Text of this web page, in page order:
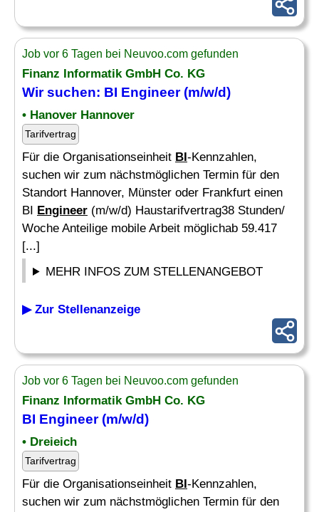
Job vor 6 Tagen bei Neuvoo.com gefunden
Finanz Informatik GmbH Co. KG
Wir suchen: BI Engineer(m/w/d)
• Hanover Hannover
Tarifvertrag
Für die Organisationseinheit BI-Kennzahlen,
suchen wir zum nächstmöglichen Termin für den
Standort Hannover, Münster oder Frankfurt einen
BI Engineer (m/w/d) Haustarifvertrag38 Stunden/
Woche Anteilige mobile Arbeit möglichab 59.417
[...]
MEHR INFOS ZUM STELLENANGEBOT
▶ Zur Stellenanzeige
Job vor 6 Tagen bei Neuvoo.com gefunden
Finanz Informatik GmbH Co. KG
BI Engineer(m/w/d)
• Dreieich
Tarifvertrag
Für die Organisationseinheit BI-Kennzahlen,
suchen wir zum nächstmöglichen Termin für den